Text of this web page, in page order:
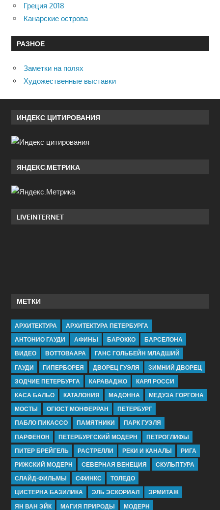
Греция 2018
Канарские острова
РАЗНОЕ
Заметки на полях
Художественные выставки
ИНДЕКС ЦИТИРОВАНИЯ
ЯНДЕКС.МЕТРИКА
LIVEINTERNET
МЕТКИ
АРХИТЕКТУРА
АРХИТЕКТУРА ПЕТЕРБУРГА
АНТОНИО ГАУДИ
АФИНЫ БАРОККО
БАРСЕЛОНА
ВИДЕО
ВОТТОВААРА
ГАНС ГОЛЬБЕЙН МЛАДШИЙ
ГАУДИ
ГИПЕРБОРЕЯ ДВОРЕЦ ГУЭЛЯ
ЗИМНИЙ ДВОРЕЦ
ЗОДЧИЕ ПЕТЕРБУРГА
КАРАВАДЖО
КАРЛ РОССИ
КАСА БАЛЬО
КАТАЛОНИЯ МАДОННА
МЕДУЗА ГОРГОНА
МОСТЫ
ОГЮСТ МОНФЕРРАН
ПЕТЕРБУРГ
ПАБЛО ПИКАССО
ПАМЯТНИКИ
ПАРК ГУЭЛЯ
ПАРФЕНОН
ПЕТЕРБУРГСКИЙ МОДЕРН
ПЕТРОГЛИФЫ
ПИТЕР БРЕЙГЕЛЬ
РАСТРЕЛЛИ РЕКИ И КАНАЛЫ
РИГА
РИЖСКИЙ МОДЕРН
СЕВЕРНАЯ ВЕНЕЦИЯ
СКУЛЬПТУРА
СЛАЙД-ФИЛЬМЫ
СФИНКС
ТОЛЕДО
ЦИСТЕРНА БАЗИЛИКА
ЭЛЬ ЭСКОРИАЛ
ЭРМИТАЖ
ЯН ВАН ЭЙК
МАГИЯ ПРИРОДЫ МОДЕРН